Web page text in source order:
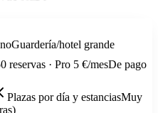
Guardería/hotel grande
reservas · Pro 5 €/mesDe pago
Plazas por día y estanciasMuy